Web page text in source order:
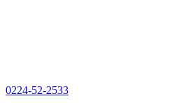
0224-52-2533